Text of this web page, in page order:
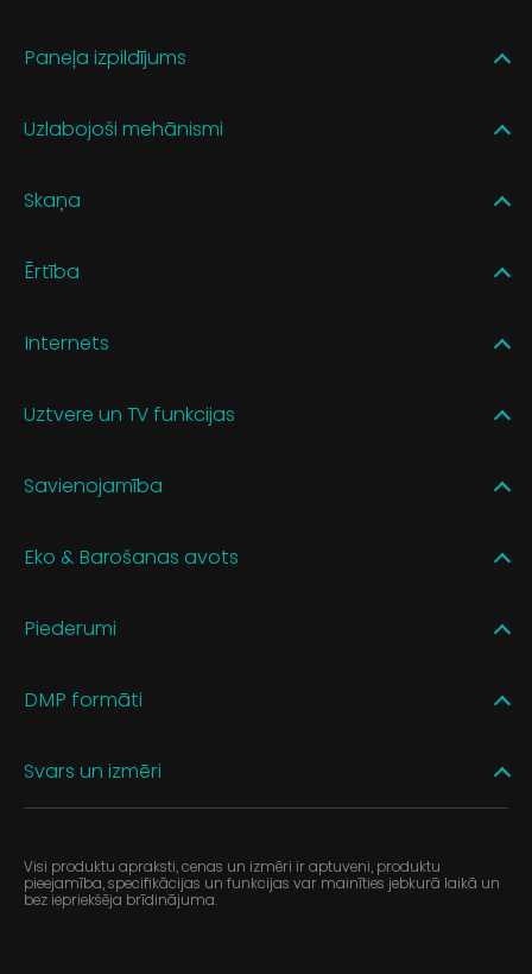
Paneļa izpildījums
Uzlabojoši mehānismi
Skaņa
Ērtība
Internets
Uztvere un TV funkcijas
Savienojamība
Eko & Barošanas avots
Piederumi
DMP formāti
Svars un izmēri
Visi produktu apraksti, cenas un izmēri ir aptuveni, produktu
pieejamība, specifikācijas un funkcijas var mainīties jebkurā laikā un
bez iepriekšēja brīdinājuma.